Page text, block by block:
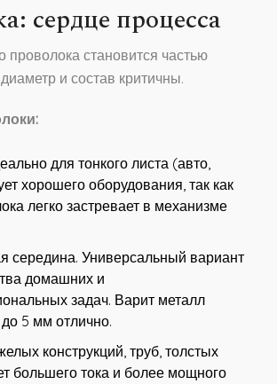
сердце процесса
проволока становится частью
и состав критичны.
для тонкого листа (авто,
хорошего оборудования, так как
легко застревает в механизме
середина. Универсальный вариант
домашних и
задач. Варит металл
5 мм отлично.
конструкций, труб, толстых
большего тока и более мощного